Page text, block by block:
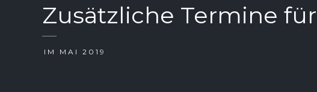
Zusätzliche Termine
IM MAI 2019